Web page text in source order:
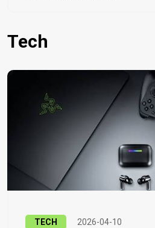
Tech
TECH 2026-04-10